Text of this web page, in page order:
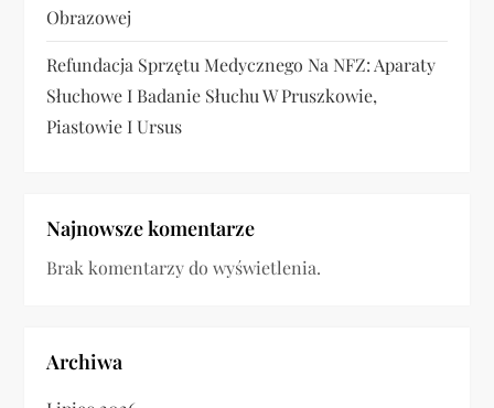
Obrazowej
Refundacja Sprzętu Medycznego Na NFZ: Aparaty
Słuchowe I Badanie Słuchu W Pruszkowie,
Piastowie I Ursus
Najnowsze komentarze
Brak komentarzy do wyświetlenia.
Archiwa